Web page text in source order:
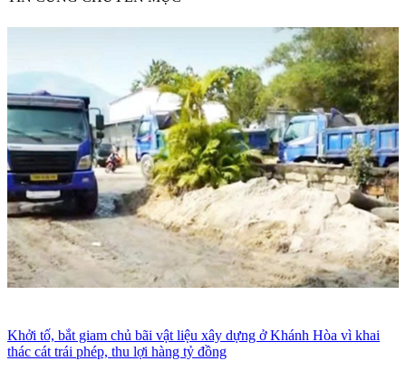
Khởi tố, bắt giam chủ bãi vật liệu xây dựng ở Khánh Hòa vì khai
thác cát trái phép, thu lợi hàng tỷ đồng